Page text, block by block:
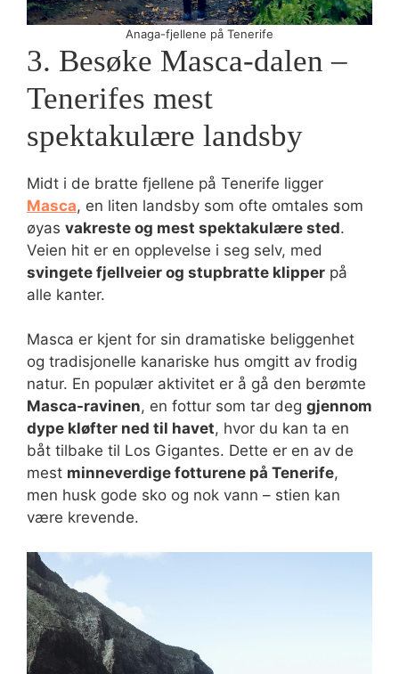
Anaga-fjellene på Tenerife
3. Besøke Masca-dalen –
Tenerifes mest
spektakulære landsby
Midt i de bratte fjellene på Tenerife ligger
Masca, en liten landsby som ofte omtales som
øyas vakreste og mest spektakulære sted.
Veien hit er en opplevelse i seg selv, med
svingete fjellveier og stupbratte klipper på
alle kanter.
Masca er kjent for sin dramatiske beliggenhet
og tradisjonelle kanariske hus omgitt av frodig
natur. En populær aktivitet er å gå den berømte
Masca-ravinen, en fottur som tar deg gjennom
dype kløfter ned til havet, hvor du kan ta en
båt tilbake til Los Gigantes. Dette er en av de
mest minneverdige fotturene på Tenerife,
men husk gode sko og nok vann – stien kan
være krevende.